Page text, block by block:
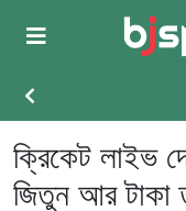
Skip to main content
ক্রিকেট লাইভ
জিতুন আর টাকা